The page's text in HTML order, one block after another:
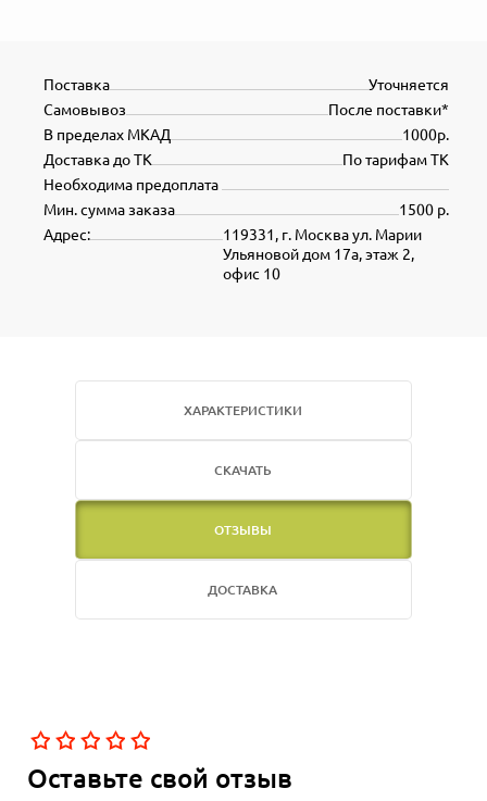
Уточняется
Поставка
После поставки*
Самовывоз
1000р.
В пределах МКАД
По тарифам ТК
Доставка до ТК
Необходима предоплата
1500 р.
Мин. сумма заказа
119331, г. Москва ул. Марии
Ульяновой дом 17а, этаж 2,
офис 10
Адрес:
ХАРАКТЕРИСТИКИ
СКАЧАТЬ
ОТЗЫВЫ
ДОСТАВКА
Оставьте свой отзыв